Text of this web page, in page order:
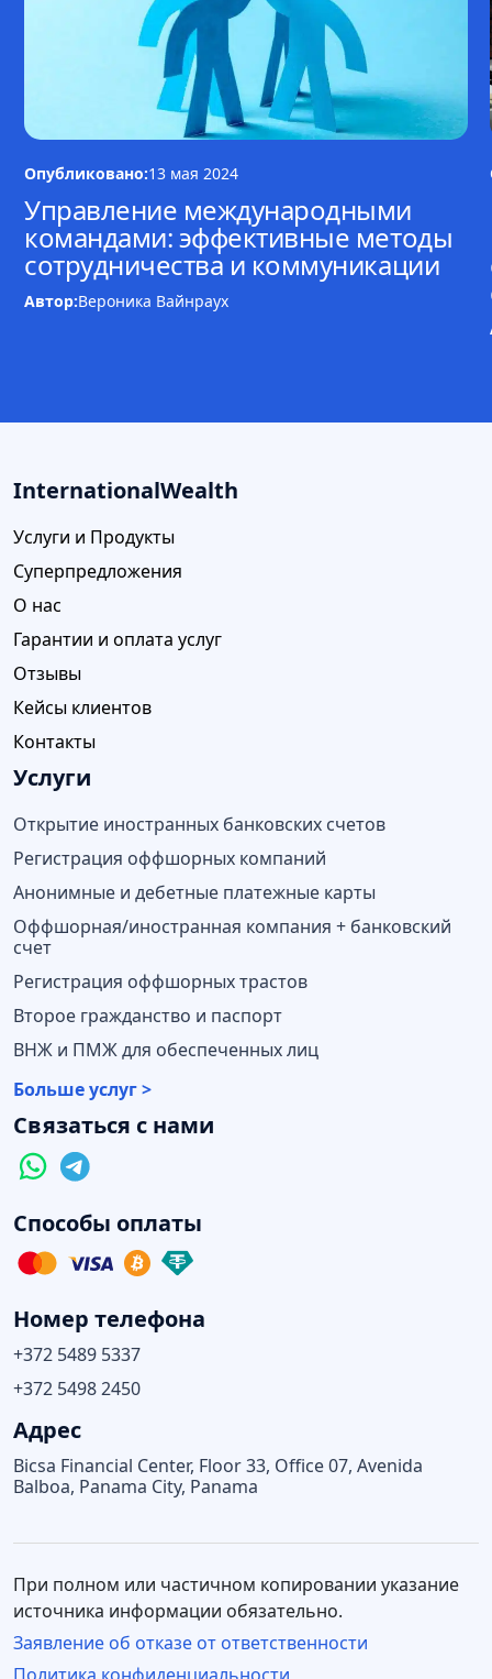
Опубликовано:13 мая 2024
Управление международными
командами: эффективные методы
сотрудничества и коммуникации
Автор:Вероника Вайнраух
InternationalWealth
Услуги и Продукты
Суперпредложения
О нас
Гарантии и оплата услуг
Отзывы
Кейсы клиентов
Контакты
Услуги
Открытие иностранных банковских счетов
Регистрация оффшорных компаний
Анонимные и дебетные платежные карты
Оффшорная/иностранная компания + банковский
счет
Регистрация оффшорных трастов
Второе гражданство и паспорт
ВНЖ и ПМЖ для обеспеченных лиц
Больше услуг >
Связаться с нами
Способы оплаты
Номер телефона
+372 5489 5337
+372 5498 2450
Адрес
Bicsa Financial Center, Floor 33, Office 07, Avenida
Balboa, Panama City, Panama
При полном или частичном копировании указание
источника информации обязательно.
Заявление об отказе от ответственности